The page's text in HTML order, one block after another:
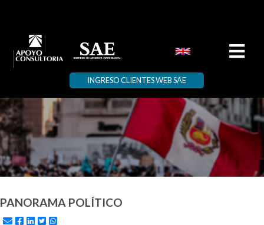
INGRESO CLIENTES WEB SAE
PANORAMA POLÍTICO